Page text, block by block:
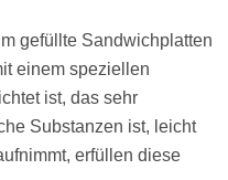
gefüllte Sandwichplatten
einem speziellen
ist, das sehr
Substanzen ist, leicht
erfüllen diese